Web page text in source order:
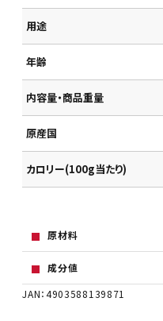
用途
年齢
内容量・商品重量
原産国
カロリー(100g当たり)
原材料
成分値
JAN：4903588139871